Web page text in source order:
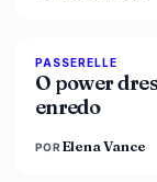
PASSERELLE
O power
enredo
POR Elena Vance